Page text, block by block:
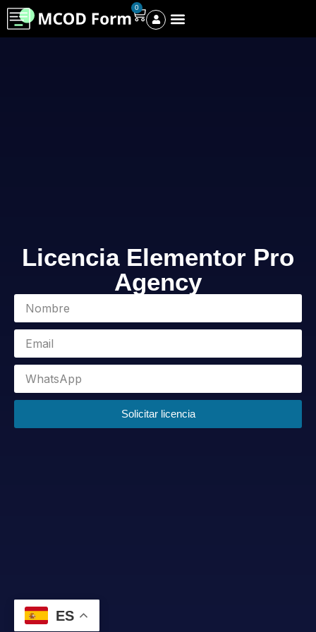
0
Licencia Elementor Pro
Agency
Solicitar licencia
ES